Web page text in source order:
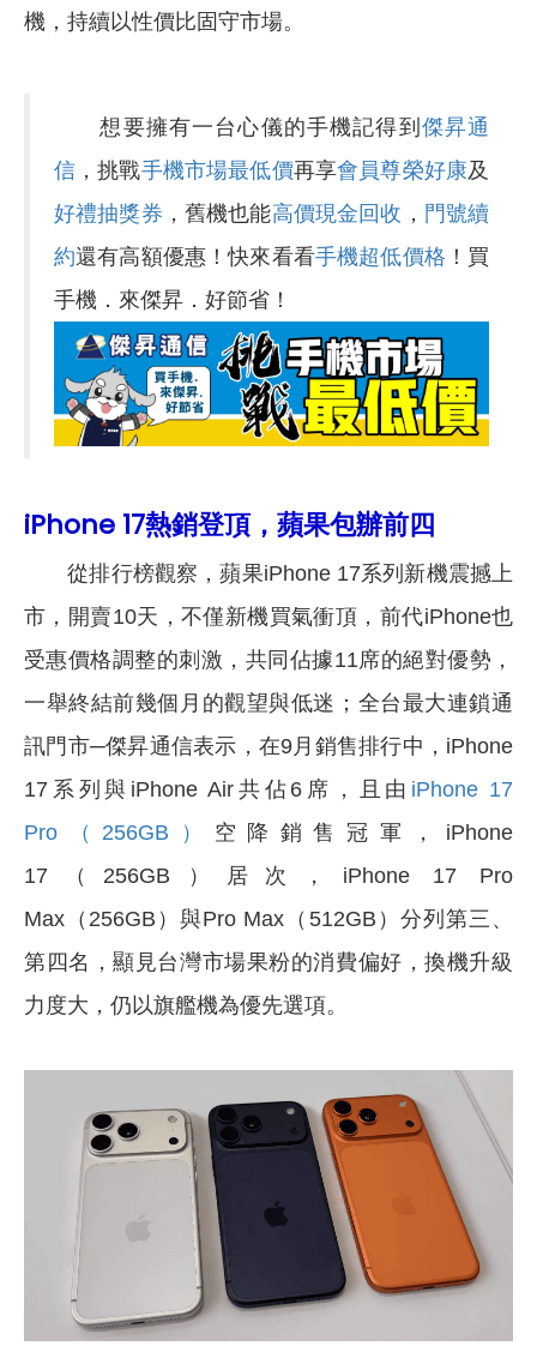
機，持續以性價比固守市場。
想要擁有一台心儀的手機記得到 傑昇通
信 ，挑戰手機市場最低價再享會員尊榮好康及
好禮抽獎券 ，舊機也能高價現金回收 ， 門號續
約還有高額優惠！快來看看手機超低價格 ！買
手機．來傑昇．好節省！
iPhone 17熱銷登頂，蘋果包辦前四
從排行榜觀察，蘋果iPhone 17系列新機震撼上
市，開賣10天，不僅新機買氣衝頂，前代iPhone也
受惠價格調整的刺激，共同佔據11席的絕對優勢，
一舉終結前幾個月的觀望與低迷；全台最大連鎖通
訊門市─傑昇通信表示，在9月銷售排行中，iPhone
17系列與iPhone Air共佔6席，且由 iPhone 17
Pro（256GB） 空降銷售冠軍，iPhone
17（256GB）居次，iPhone 17 Pro
Max（256GB）與Pro Max（512GB）分列第三、
第四名，顯見台灣市場果粉的消費偏好，換機升級
力度大，仍以旗艦機為優先選項。